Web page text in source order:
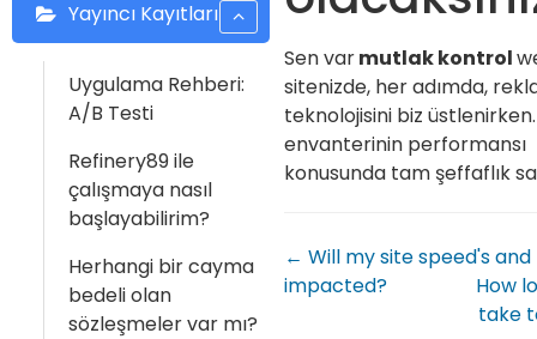
Yayıncı Kayıtları
Uygulama Rehberi:
A/B Testi
Refinery89 ile
çalışmaya nasıl
başlayabilirim?
Herhangi bir cayma
bedeli olan
sözleşmeler var mı?
Sen varmutlak kontrol
sitenizde, her adımda,
teknolojisini biz
envanterinin performansı
konusunda tam şeffaflık
← Will my site speed's
impacted?
How
take